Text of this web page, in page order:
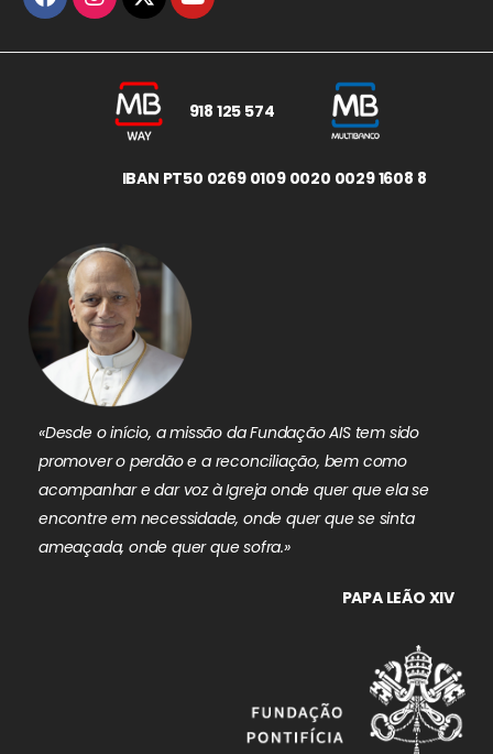
918 125 574
IBAN PT50 0269 0109 0020 0029 1608 8
«Desde o início, a missão da Fundação AIS tem sido
promover o perdão e a reconciliação, bem como
acompanhar e dar voz à Igreja onde quer que ela se
encontre em necessidade, onde quer que se sinta
ameaçada, onde quer que sofra.»
PAPA LEÃO XIV